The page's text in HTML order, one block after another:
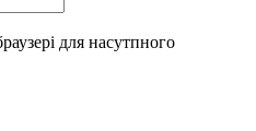
для насутпного